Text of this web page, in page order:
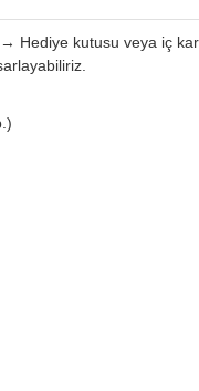
Hediye kutusu veya iç